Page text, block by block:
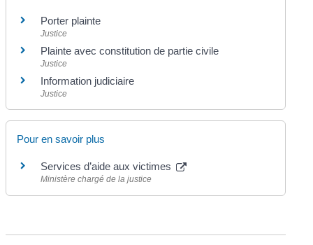
Porter plainte
Justice
Plainte avec constitution de partie civile
Justice
Information judiciaire
Justice
Pour en savoir plus
Services d’aide aux victimes
Ministère chargé de la justice